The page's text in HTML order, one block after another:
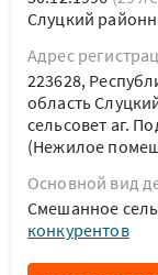
Слуцкий
Адрес
223628,
область
сельсовет аг.
(Нежилое
Основной вид
Смешанное
конкурентов